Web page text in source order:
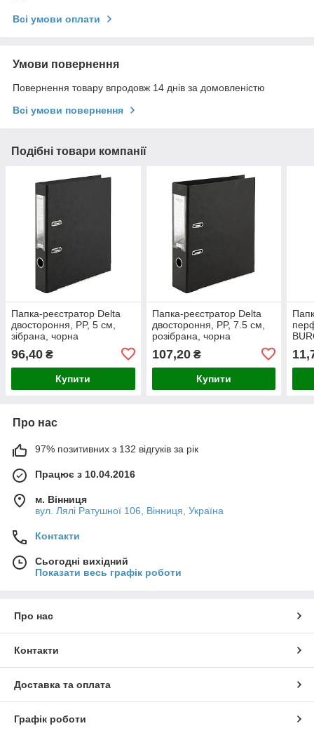
Всі умови оплати
Умови повернення
Повернення товару впродовж 14 днів за домовленістю
Всі умови повернення
Подібні товари компанії
Папка-реєстратор Delta
двостороння, PP, 5 см,
зібрана, чорна
96,40 ₴
Купити
Папка-реєстратор Delta
двостороння, PP, 7.5 см,
розібрана, чорна
107,20₴
Купити
Про нас
97% позитивних з 132 відгуків за рік
Працює з 10.04.2016
м. Вінниця
вул. Лялі Ратушної 106, Вінниця, Україна
Контакти
Сьогодні вихідний
Показати весь графік роботи
Про нас
Контакти
Доставка та оплата
Графік роботи